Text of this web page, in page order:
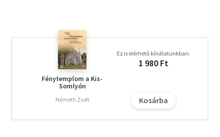
Fénytemplom a Kis-
Somlyón
Németh Zsolt
Ez is elérhető kínálatunkban:
1 980 Ft
Kosárba